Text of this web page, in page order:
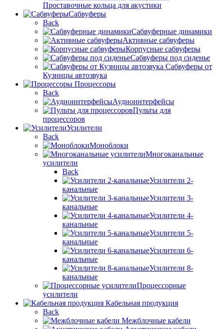
Проставочные кольца для акустики
Сабвуферы
Back
Сабвуферные динамики
Активные сабвуферы
Корпусные сабвуферы
Сабвуферы под сиденье
Сабвуферы от
Кузницы автозвука
Процессоры
Back
Аудиоинтерфейсы
Пульты для
процессоров
Усилители
Back
Моноблоки
Многоканальные
усилители
Back
Усилители 2-
канальные
Усилители 3-
канальные
Усилители 4-
канальные
Усилители 5-
канальные
Усилители 6-
канальные
Усилители 8-
канальные
Процессорные
усилители
Кабельная продукция
Back
Межблочные кабели